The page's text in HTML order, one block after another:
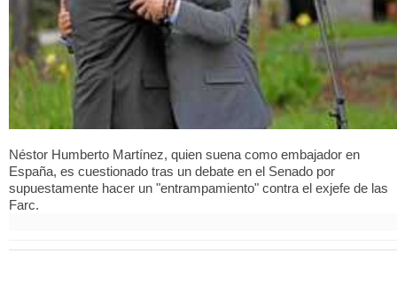
Néstor Humberto Martínez, quien suena como embajador en
España, es cuestionado tras un debate en el Senado por
supuestamente hacer un "entrampamiento" contra el exjefe de las
Farc.